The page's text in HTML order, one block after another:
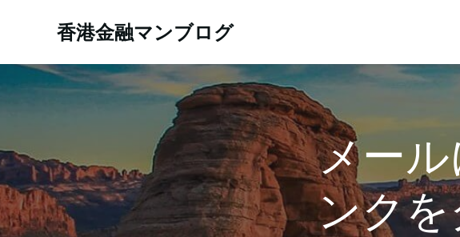
ン
ツ
ッ
プ
香港金融マンブログ
メール
ンク